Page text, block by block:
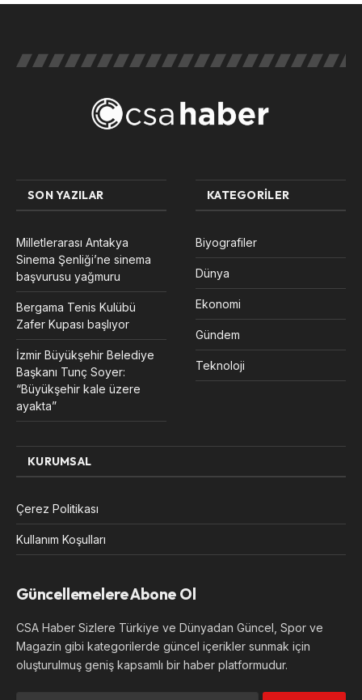
SON YAZILAR
Milletlerarası Antakya
Sinema Şenliği’ne sinema
başvurusu yağmuru
Bergama Tenis Kulübü
Zafer Kupası başlıyor
İzmir Büyükşehir Belediye
Başkanı Tunç Soyer:
“Büyükşehir kale üzere
ayakta”
KATEGORILER
Biyografiler
Dünya
Ekonomi
Gündem
Teknoloji
KURUMSAL
Çerez Politikası
Kullanım Koşulları
Güncellemelere Abone Ol
CSA Haber Sizlere Türkiye ve Dünyadan Güncel, Spor ve
Magazin gibi kategorilerde güncel içerikler sunmak için
oluşturulmuş geniş kapsamlı bir haber platformudur.